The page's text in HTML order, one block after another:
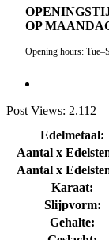
OP
Opening hours:
Post Views: 2.112
Edelmetaal:
Aantal x
Aantal x
Karaat:
Slijpvorm:
Gehalte: